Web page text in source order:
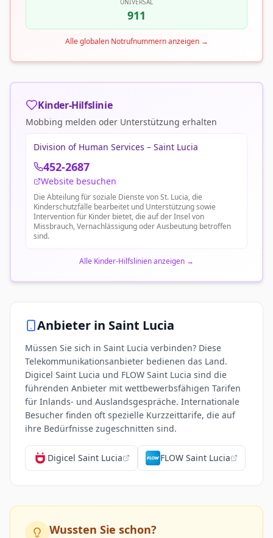
UNIVERSAL
911
Alle globalen Notrufnummern anzeigen→
Kinder-Hilfslinie
Mobbing melden oder Unterstützung erhalten
Division of Human Services – Saint Lucia
452-2687
Website besuchen
Die Abteilung für soziale Dienste von St. Lucia, die
Kinderschutzfälle bearbeitet und Unterstützung sowie
Intervention für Kinder bietet, die auf der Insel von
Missbrauch, Vernachlässigung oder Ausbeutung betroffen
sind.
Alle Kinder-Hilfslinien anzeigen →
Anbieter in Saint Lucia
Müssen Sie sich in Saint Lucia verbinden? Diese
Telekommunikationsanbieter bedienen das Land.
Digicel Saint Lucia und FLOW Saint Lucia sind die
führenden Anbieter mit wettbewerbsfähigen Tarifen
für Inlands- und Auslandsgespräche. Internationale
Besucher finden oft spezielle Kurzzeittarife, die auf
ihre Bedürfnisse zugeschnitten sind.
Digicel Saint Lucia FLOW Saint Lucia
Wussten Sie schon?